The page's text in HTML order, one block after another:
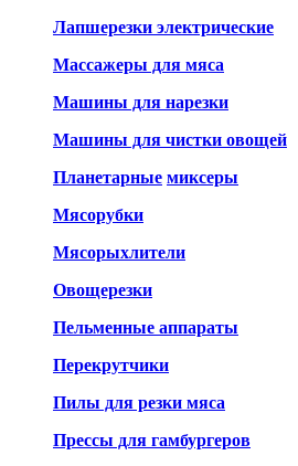
Лапшерезки электрические
Массажеры для мяса
Машины для нарезки
Машины для чистки овощей
Планетарные миксеры
Мясорубки
Мясорыхлители
Овощерезки
Пельменные аппараты
Перекрутчики
Пилы для резки мяса
Прессы для гамбургеров